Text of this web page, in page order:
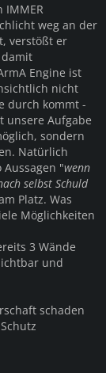
IMMER
weg an der
verstößt er
damit
Engine ist
nicht
durch kommt -
unsere Aufgabe
sondern
Natürlich
"wenn
selbst Schuld
Platz. Was
Möglichkeiten
3 Wände
und
schaden